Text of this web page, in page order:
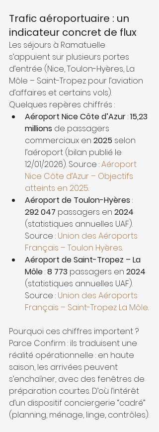
Trafic aéroportuaire : un
indicateur concret de flux
Les séjours à Ramatuelle
s’appuient sur plusieurs portes
d’entrée (Nice, Toulon-Hyères, La
Môle – Saint-Tropez pour l’aviation
d’affaires et certains vols).
Quelques repères chiffrés :
Aéroport Nice Côte d’Azur : 15,23
millions de passagers
commerciaux en 2025 selon
l’aéroport (bilan publié le
12/01/2026). Source : Aéroport
Nice Côte d’Azur – Objectifs
atteints en 2025.
Aéroport de Toulon-Hyères :
292 047 passagers en 2024
(statistiques annuelles UAF).
Source : Union des Aéroports
Français – Toulon Hyères.
Aéroport de Saint-Tropez – La
Môle : 8 773 passagers en 2024
(statistiques annuelles UAF).
Source : Union des Aéroports
Français – Saint-Tropez La Môle.
Pourquoi ces chiffres importent ?
Parce Confirm : ils traduisent une
réalité opérationnelle : en haute
saison, les arrivées peuvent
s’enchaîner, avec des fenêtres de
préparation courtes. D’où l’intérêt
d’un dispositif conciergerie “cadré”
(planning, ménage, linge, contrôles).